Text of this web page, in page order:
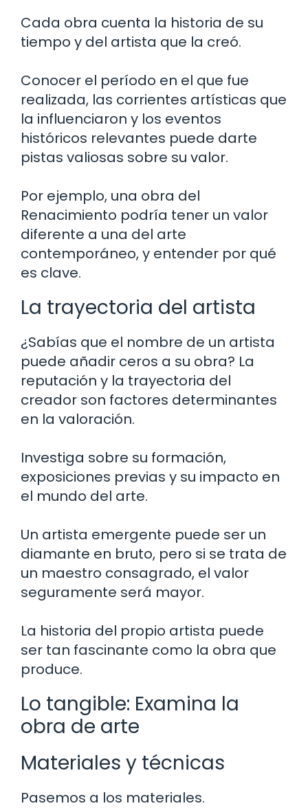
Cada obra cuenta la historia de su
tiempo y del artista que la creó.
Conocer el período en el que fue
realizada, las corrientes artísticas que
la influenciaron y los eventos
históricos relevantes puede darte
pistas valiosas sobre su valor.
Por ejemplo, una obra del
Renacimiento podría tener un valor
diferente a una del arte
contemporáneo, y entender por qué
es clave.
La trayectoria del artista
¿Sabías que el nombre de un artista
puede añadir ceros a su obra? La
reputación y la trayectoria del
creador son factores determinantes
en la valoración.
Investiga sobre su formación,
exposiciones previas y su impacto en
el mundo del arte.
Un artista emergente puede ser un
diamante en bruto, pero si se trata de
un maestro consagrado, el valor
seguramente será mayor.
La historia del propio artista puede
ser tan fascinante como la obra que
produce.
Lo tangible: Examina la
obra de arte
Materiales y técnicas
Pasemos a los materiales.